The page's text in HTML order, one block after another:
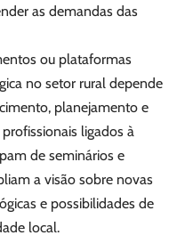
as demandas das
ou plataformas
no setor rural depende
planejamento e
ligados à
de seminários e
a visão sobre novas
e possibilidades de
local.